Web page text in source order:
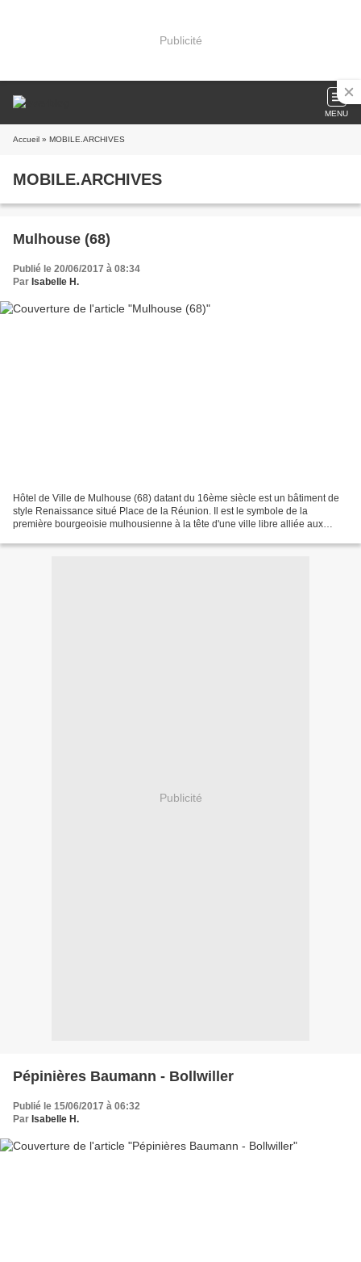
Publicité
MENU
Accueil » MOBILE.ARCHIVES
MOBILE.ARCHIVES
Mulhouse (68)
Publié le 20/06/2017 à 08:34
Par Isabelle H.
Hôtel de Ville de Mulhouse (68) datant du 16ème siècle est un bâtiment de
style Renaissance situé Place de la Réunion. Il est le symbole de la
première bourgeoisie mulhousienne à la tête d'une ville libre alliée aux
Publicité
Pépinières Baumann - Bollwiller
Publié le 15/06/2017 à 06:32
Par Isabelle H.